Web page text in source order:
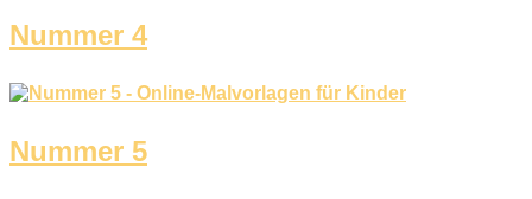
Nummer 4
Nummer 5